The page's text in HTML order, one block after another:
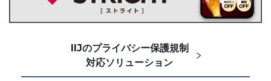
IIJのプライバシー保護規制
対応ソリューション